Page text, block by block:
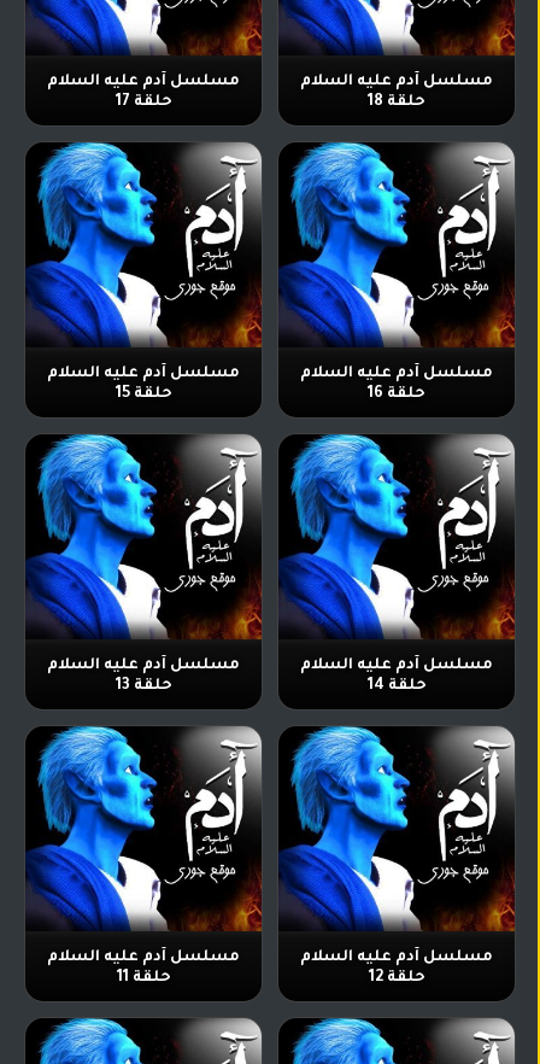
مسلسل آدم عليه السلام
حلقة 18
مسلسل آدم عليه السلام
حلقة 17
مسلسل آدم عليه السلام
حلقة 16
مسلسل آدم عليه السلام
حلقة 15
مسلسل آدم عليه السلام
حلقة 14
مسلسل آدم عليه السلام
حلقة 13
مسلسل آدم عليه السلام
حلقة 12
مسلسل آدم عليه السلام
حلقة 11